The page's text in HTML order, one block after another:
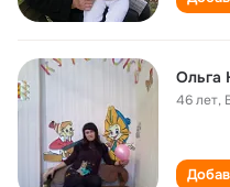
Ольга
46 лет,